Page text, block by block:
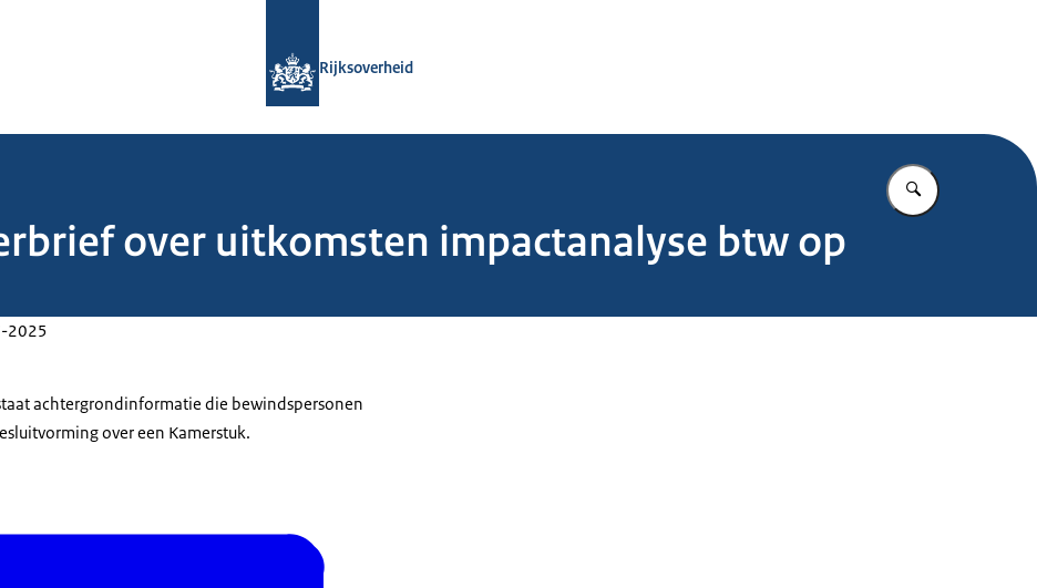
Rijksoverheid
Vul in wat u
over uitkomsten impactanalyse btw op
2025
achtergrondinformatie die bewindspersonen
over een Kamerstuk.